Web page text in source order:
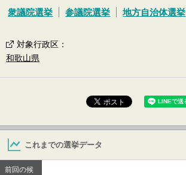
衆議院選挙 参議院選挙 地方自治体選挙
対象行政区 ：
和歌山県
これまでの選挙データ
前回の候